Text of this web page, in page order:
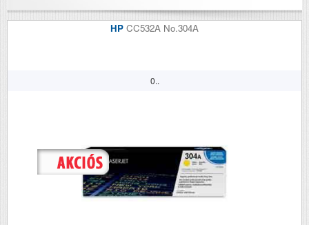
HP CC532A No.304A
0..